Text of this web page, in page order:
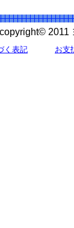
copyright© 2011
く表記 お支